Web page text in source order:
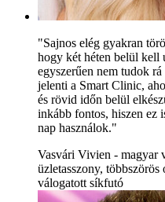
"Sajnos elég gyakran
hogy két héten belül
egyszerűen nem tudok
jelenti a Smart Clinic,
és rövid időn belül
inkább fontos, hiszen ez
nap használok."
Vasvári Vivien - magyar
üzletasszony, többszörös
válogatott síkfutó